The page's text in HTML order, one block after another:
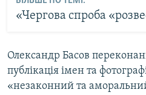
«Чергова спроба
Олександр Басов
публікація імен та
«незаконний та